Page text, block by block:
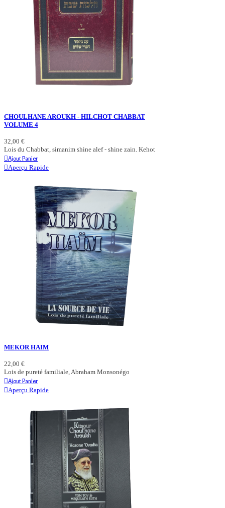
CHOULHANE AROUKH - HILCHOT CHABBAT
VOLUME 4
32,00 €
Lois du Chabbat, simanim shine alef - shine zain. Kehot
Ajout Panier
Aperçu Rapide
MEKOR HAIM
22,00 €
Lois de pureté familiale, Abraham Monsonégo
Ajout Panier
Aperçu Rapide